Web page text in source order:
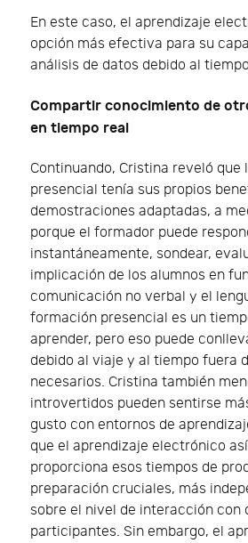
En este caso, el aprendizaje
opción más efectiva para su
análisis de datos debido al
Compartir conocimiento de
en tiempo real
Continuando, Cristina reveló que
presencial tenía sus propios
demostraciones adaptadas, a
porque el formador puede
instantáneamente, sondear,
implicación de los alumnos en
comunicación no verbal y el
formación presencial es un
aprender, pero eso puede
debido al viaje y al tiempo fuera
necesarios. Cristina también
introvertidos pueden sentirse
gusto con entornos de
que el aprendizaje electrónico
proporciona esos tiempos de
preparación cruciales, más
sobre el nivel de interacción con
participantes. Sin embargo, el